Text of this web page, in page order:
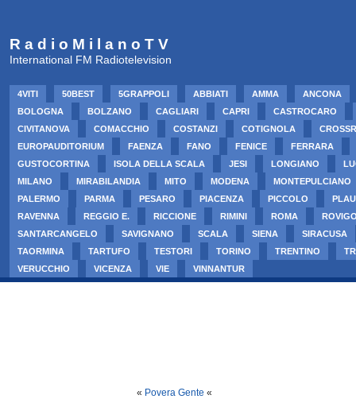
R a d i o M i l a n o T V
International FM Radiotelevision
4VITI 50BEST 5GRAPPOLI ABBIATI AMMA
ANCONA
BOLOGNA
BOLZANO CAGLIARI CAPRI
CASTROCARO
CIVITANOVA
COMACCHIO COSTANZI COTIGNOLA
EUROPAUDITORIUM
FAENZA FANO FENICE
FERRARA
GUSTOCORTINA
ISOLA DELLA SCALA JESI LONGIANO
MILANO
MIRABILANDIA MITO MODENA
MONTEPULCIANO
PALERMO
PARMA PESARO PIACENZA PICCOLO
RAVENNA
REGGIO E. RICCIONE RIMINI ROMA
SANTARCANGELO
SAVIGNANO SCALA SIENA
SIRACUSA
TAORMINA
TARTUFO TESTORI TORINO TRENTINO
VERUCCHIO
VICENZA VIE VINNANTUR
« Povera Gente «